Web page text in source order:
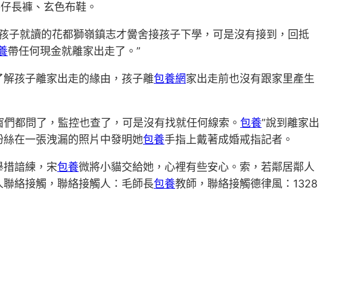
長褲、玄色布鞋。
就讀的花都獅嶺鎮志才黌舍接孩子下學，可是沒有接到，回抵
帶任何現金就離家出走了。”
孩子離家出走的緣由，孩子離包養網家出走前也沒有跟家里產生
們都問了，監控也查了，可是沒有找就任何線索。 包養”說到離家出
在一張洩漏的照片中發明她包養手指上戴著成婚戒指記者。
措諳練，宋包養微將小貓交給她，心裡有些安心。索，若鄰居鄰人
聯絡接觸，聯絡接觸人：毛師長包養教師，聯絡接觸德律風：1328